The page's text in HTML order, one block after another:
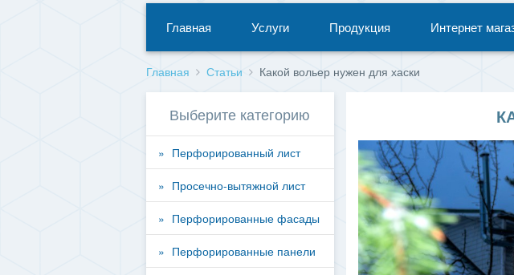
Главная Услуги Продукция Интернет
Главная Статьи Какой вольер нужен для хаски
Выберите категорию
Перфорированный лист
Просечно-вытяжной лист
Перфорированные фасады
Перфорированные панели